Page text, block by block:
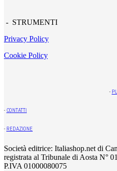
- STRUMENTI
Privacy Policy
Cookie Policy
-
- CONTATTI
- REDAZIONE
Società editrice: Italiashop.net di
registrata al Tribunale di Aosta N°
P.IVA 01000080075